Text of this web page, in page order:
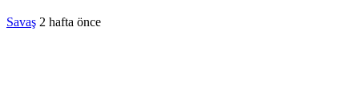
Savaş 2 hafta önce